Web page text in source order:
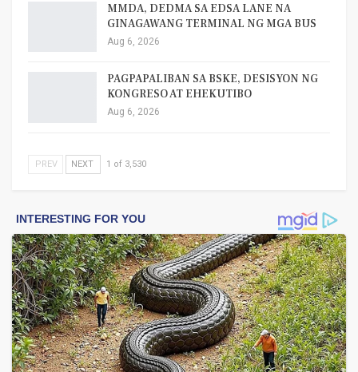
MMDA, DEDMA SA EDSA LANE NA
GINAGAWANG TERMINAL NG MGA BUS
Aug 6, 2026
PAGPAPALIBAN SA BSKE, DESISYON NG
KONGRESO AT EHEKUTIBO
Aug 6, 2026
PREV NEXT 1 of 3,530